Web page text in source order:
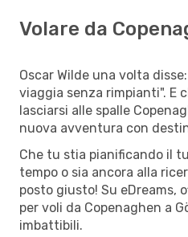
Volare da
Oscar Wilde una volta
viaggia senza rimpianti". E
lasciarsi alle spalle
nuova avventura con
Che tu stia pianificando il
tempo o sia ancora alla
posto giusto! Su eDreams,
per voli da Copenaghen a
imbattibili.